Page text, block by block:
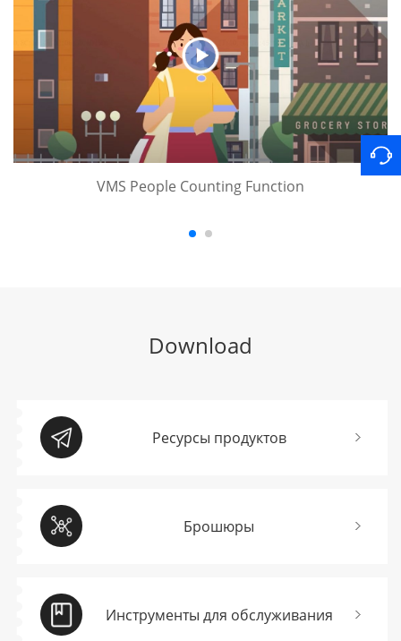
VMS People Counting Function
Download
Ресурсы продуктов
Брошюры
Инструменты для обслуживания